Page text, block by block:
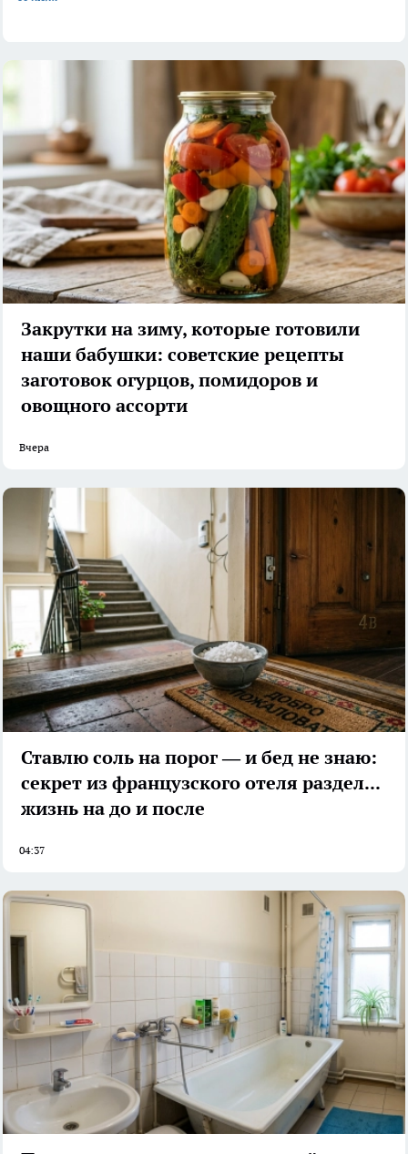
Закрутки на зиму, которые готовили
наши бабушки: советские рецепты
заготовок огурцов, помидоров и
овощного ассорти
Вчера
Ставлю соль на порог — и бед не знаю:
секрет из французского отеля разделил
жизнь на до и после
04:37